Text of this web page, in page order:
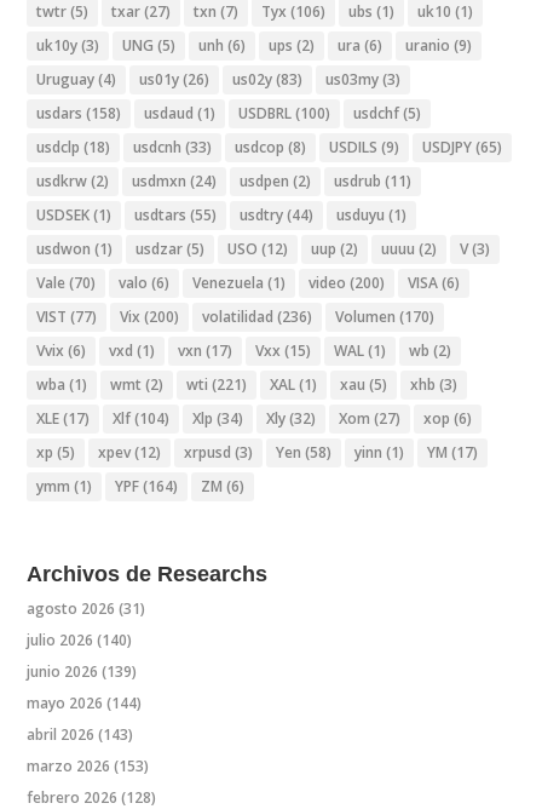
twtr(5) txar(27) txn (7) Tyx (106) ubs (1) uk10 (1)
uk10y(3) UNG (5) unh (6) ups (2) ura (6) uranio (9)
Uruguay(4) us01y(26) us02y(83) us03my(3)
usdars (158) usdaud (1) USDBRL(100) usdchf(5)
usdclp (18) usdcnh (33) usdcop (8) USDILS (9) USDJPY(65)
usdkrw(2) usdmxn (24) usdpen (2) usdrub (11)
USDSEK(1) usdtars (55) usdtry(44) usduyu (1)
usdwon (1) usdzar(5) USO (12) uup (2) uuuu (2) V(3)
Vale (70) valo (6) Venezuela (1) video (200) VISA(6)
VIST (77) Vix (200) volatilidad (236) Volumen (170)
Vvix (6) vxd (1) vxn (17) Vxx (15) WAL(1) wb (2)
wba (1) wmt (2) wti (221) XAL(1) xau (5) xhb (3)
XLE(17) Xlf(104) Xlp (34) Xly(32) Xom (27) xop (6)
xp (5) xpev(12) xrpusd (3) Yen (58) yinn (1) YM (17)
ymm (1) YPF(164) ZM (6)
Archivos de Researchs
agosto 2026 (31)
julio 2026 (140)
junio 2026 (139)
mayo 2026 (144)
abril 2026 (143)
marzo 2026 (153)
febrero 2026 (128)